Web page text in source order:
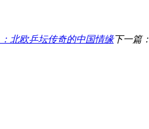
北欧乒坛传奇的中国情缘下一篇：